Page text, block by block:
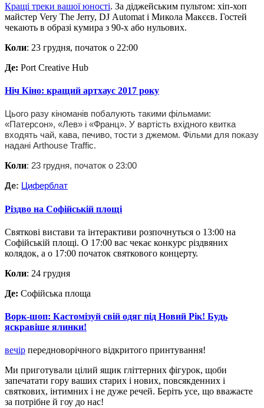
Кращі треки вашої юності. За діджейським пультом: хіп-хоп
майстер Very The Jerry, DJ Automat і Микола Макєєв. Гостей
чекають в образі кумира з 90-х або нульових.
Коли: 23 грудня, початок о 22:00
Де: Port Creative Hub
Ніч Кіно: кращий артхаус 2017 року
Цього разу кіноманів побалують такими фільмами:
«Патерсон», «Лев» і «Франц». У вартість вхідного квитка
входять чай, кава, печиво, тости з джемом. Фільми для показу
надані Arthouse Traffic.
Коли: 23 грудня, початок о 23:00
Де: Циферблат
Різдво на Софійській площі
Святкові вистави та інтерактиви розпочнуться о 13:00 на
Софійській площі. О 17:00 вас чекає конкурс різдвяних
колядок, а о 17:00 початок святкового концерту.
Коли: 24 грудня
Де: Софійська площа
Ворк-шоп: Кастомізуй свій одяг під Новий Рік! Будь
яскравіше ялинки!
вечір передноворічного відкритого принтування!
Ми приготували цілий ящик гліттерних фігурок, щоби
запечатати гору ваших старих і нових, повсякденних і
святкових, інтимних і не дуже речей. Беріть усе, що вважаєте
за потрібне й гоу до нас!